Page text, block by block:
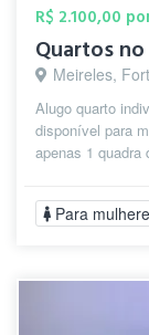
R$ 2.100,00
Quartos
Meireles,
Alugo quarto
disponível para
apenas 1 quadra
Para